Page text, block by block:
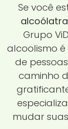
Se você
Grupo
alcoolismo
de
caminho
mudar